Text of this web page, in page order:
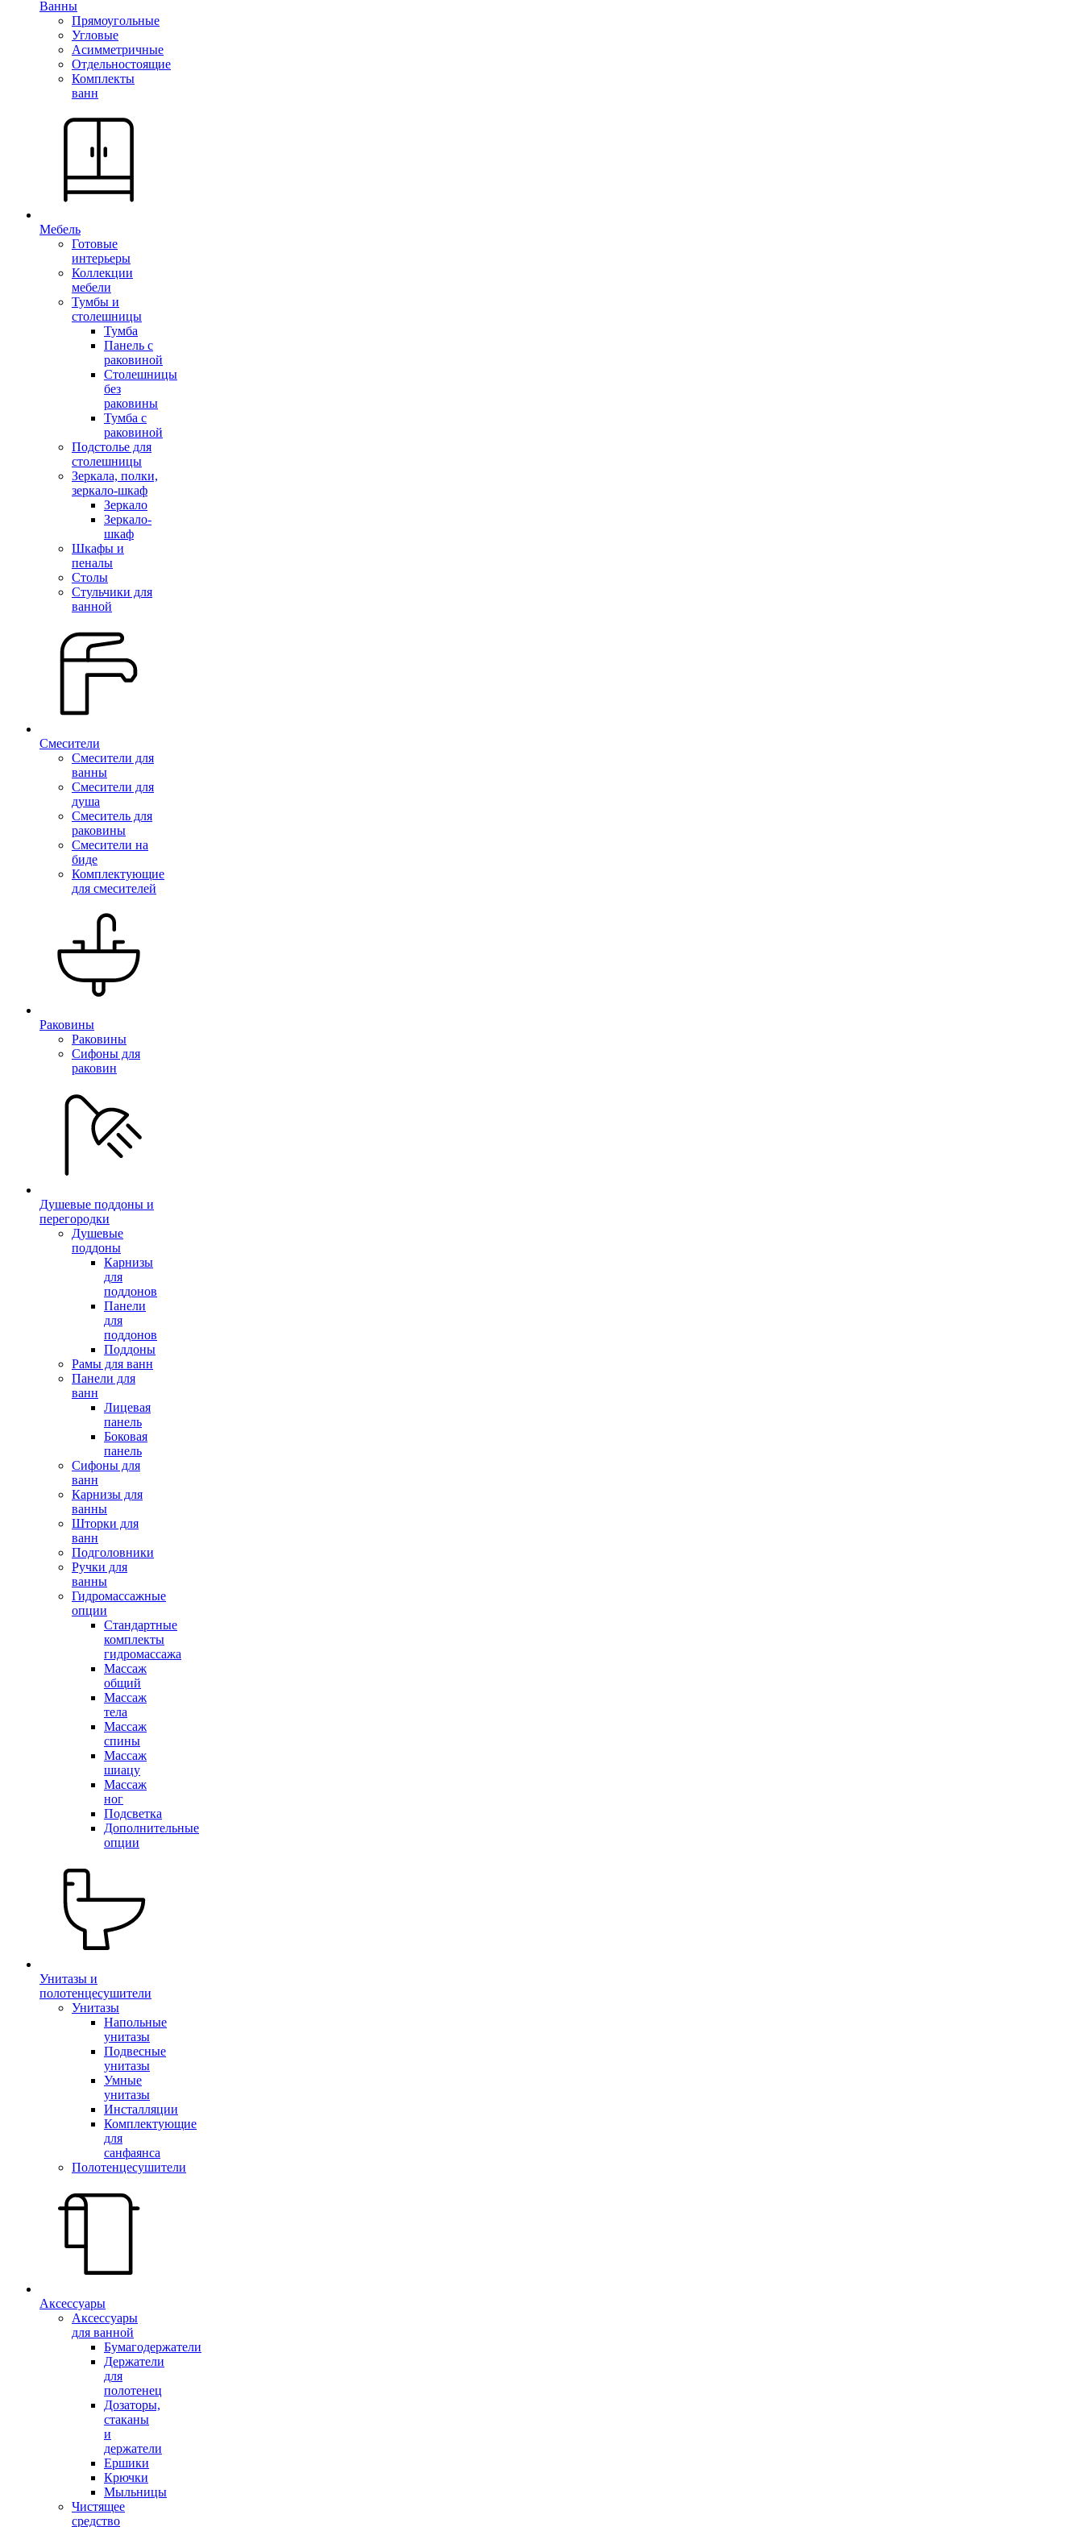
Ванны
Прямоугольные
Угловые
Асимметричные
Отдельностоящие
Комплекты
ванн
Мебель
Готовые
интерьеры
Коллекции
мебели
Тумбы и
столешницы
Тумба
Панель с
раковиной
Столешницы
без
раковины
Тумба с
раковиной
Подстолье для
столешницы
Зеркала, полки,
зеркало-шкаф
Зеркало
Зеркало-
шкаф
Шкафы и
пеналы
Столы
Стульчики для
ванной
Смесители
Смесители для
ванны
Смесители для
душа
Смеситель для
раковины
Смесители на
биде
Комплектующие
для смесителей
Раковины
Раковины
Сифоны для
раковин
Душевые поддоны и
перегородки
Душевые
поддоны
Карнизы
для
поддонов
Панели
для
поддонов
Поддоны
Рамы для ванн
Панели для
ванн
Лицевая
панель
Боковая
панель
Сифоны для
ванн
Карнизы для
ванны
Шторки для
ванн
Подголовники
Ручки для
ванны
Гидромассажные
опции
Стандартные
комплекты
гидромассажа
Массаж
общий
Массаж
тела
Массаж
спины
Массаж
шиацу
Массаж
ног
Подсветка
Дополнительные
опции
Унитазы и
полотенцесушители
Унитазы
Напольные
унитазы
Подвесные
унитазы
Умные
унитазы
Инсталляции
Комплектующие
для
санфаянса
Полотенцесушители
Аксессуары
Аксессуары
для ванной
Бумагодержатели
Держатели
для
полотенец
Дозаторы,
стаканы
и
держатели
Ершики
Крючки
Мыльницы
Чистящее
средство